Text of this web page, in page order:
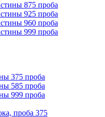
875 проба
925 проба
960 проба
999 проба
375 проба
585 проба
999 проба
проба 375